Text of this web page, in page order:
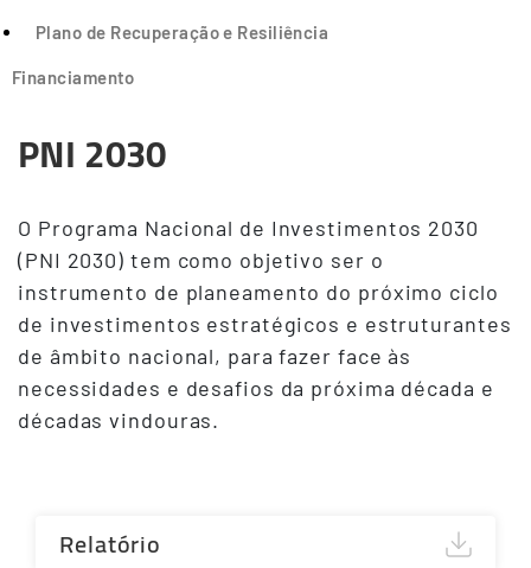
Plano de Recuperação e Resiliência
Financiamento
PNI 2030
O Programa Nacional de Investimentos 2030
(PNI 2030) tem como objetivo ser o
instrumento de planeamento do próximo ciclo
de investimentos estratégicos e estruturantes
de âmbito nacional, para fazer face às
necessidades e desafios da próxima década e
décadas vindouras.
Relatório